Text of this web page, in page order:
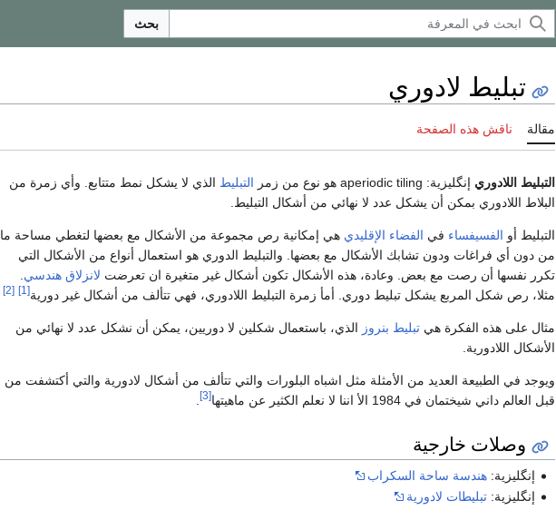
بحث
تبليط لادوري
مقالة ناقش هذه الصفحة
التبليط اللادوري إنگليزية: aperiodic tiling هو نوع من زمر التبليط الذي لا يشكل نمط متتابع. وأي زمرة من
البلاط اللادوري بمكن أن يشكل عدد لا نهائي من أشكال التبليط.
التبليط أو الفسيفساء في الفضاء الإقليدي هي إمكانية رص مجموعة من الأشكال مع بعضها لتغطي مساحة ما
من دون أي فراغات ودون تشابك الأشكال مع بعضها. والتبليط الدوري هو استعمال أنواع من الأشكال التي
تكرر نفسها أن رصت مع بعض. وعادة، هذه الأشكال تكون أشكال غير متغيرة ان تعرضت لانزلاق هندسي
مثلا، رص شكل المربع يشكل تبليط دوري. أمأ زمرة التبليط اللادوري، فهي تتألف من أشكال غير دورية[1]
[2]
مثال على هذه الفكرة هي تبليط بنروز الذي، باستعمال شكلين لا دوريين، يمكن أن نشكل عدد لا نهائي من
الأشكال اللادورية.
ويوجد في الطبيعة العديد من الأمثلة مثل اشباه البلورات والتي تتألف من أشكال لادورية والتي أكتشفت من
قبل العالم داني شيختمان في 1984 الأ اننا لا نعلم الكثير عن ماهيتها
[3]
وصلات خارجية
إنگليزية:هندسة ساحة السكراب
إنگليزية:تبليطات لادورية